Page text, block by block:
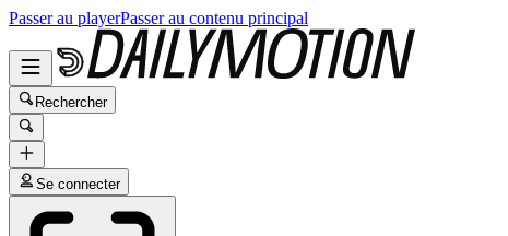
Passer au playerPasser au contenu principal
Rechercher
Se connecter